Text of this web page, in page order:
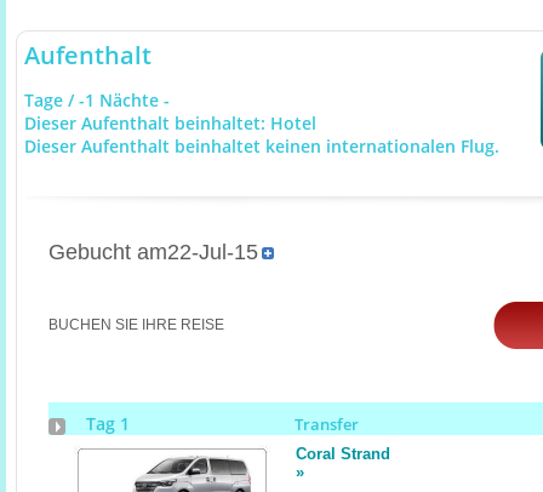
Aufenthalt
Tage / -1 Nächte -
Dieser Aufenthalt beinhaltet: Hotel
Dieser Aufenthalt beinhaltet keinen internationalen Flug.
Gebucht am22-Jul-15
BUCHEN SIE IHRE REISE
Tag 1 Transfer
Coral Strand
»